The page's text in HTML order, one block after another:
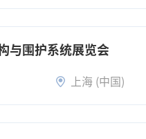
与围护系统展览会
上海 (中国)